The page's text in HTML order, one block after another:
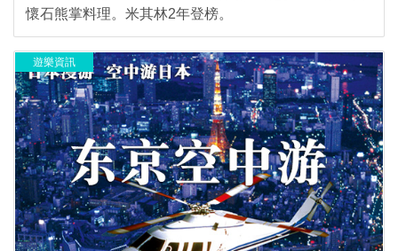
懷石熊掌料理。米其林2年登榜。
遊樂資訊